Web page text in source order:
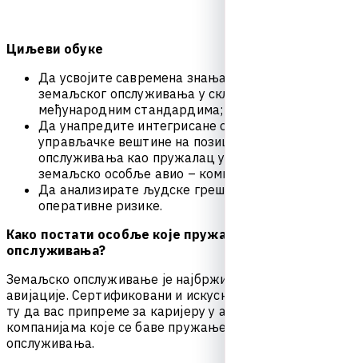
Циљеви обуке
Да усвојите савремена знања
земаљског опслуживања у скл
међународним стандардима;
Да унапредите интегрисане о
управљачке вештине на позиц
опслуживања као пружалац у
земаљско особље авио – комп
Да анализирате људске греш
оперативне ризике.
Како постати особље које пружа услуге земаљског
опслуживања?
Земаљско опслуживање је најбржи
авијације. Сертификовани и искусн
ту да вас припреме за каријеру у а
компанијама које се баве пружање
опслуживања.